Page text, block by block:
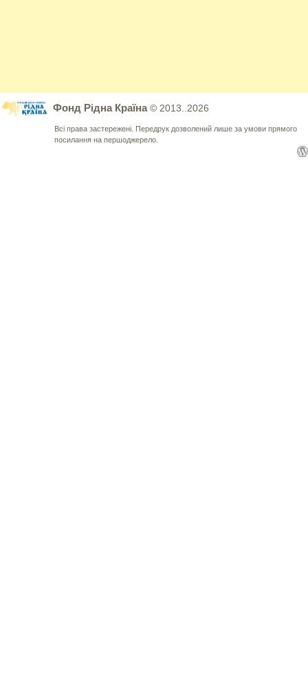
Фонд Рідна Країна© 2013..2026
Всі права застережені. Передрук дозволений лише за умови прямого
посилання на першоджерело.